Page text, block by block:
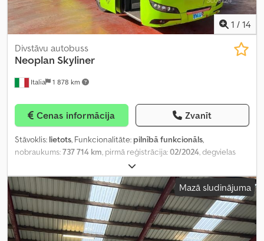
1 / 14
Italia 1 878 km
Divstāvu autobuss
Neoplan Skyliner
Cenas informācija Zvanīt
Stāvoklis: lietots, Funkcionalitāte: pilnībā funkcionāls,
nobraukums:737 714 km, pirmā reģistrācija:02/2024, degvielas
, sēdvietu skaits:
krāsa:zaļš, riepas izmērs:315/70 R22.5, Ražošanas gads:2024,
iekārtas/transportlīdzekļa numurs:WAGP06ZZ7NT037538,
Aprīkojums:ABS, gaisa kondicionēšana, kruīza kontrole, vannas
istaba,
Mazā sludinājuma